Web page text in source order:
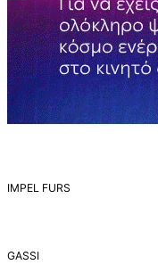
IMPEL FURS
GASSI